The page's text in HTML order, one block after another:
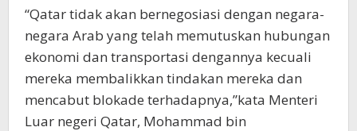
“Qatar tidak akan bernegosiasi dengan negara-
negara Arab yang telah memutuskan hubungan
ekonomi dan transportasi dengannya kecuali
mereka membalikkan tindakan mereka dan
mencabut blokade terhadapnya,”kata Menteri
Luar negeri Qatar, Mohammad bin